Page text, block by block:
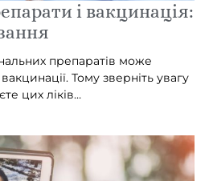
і вакцинація:
препаратів може
Тому зверніть увагу
цих ліків…